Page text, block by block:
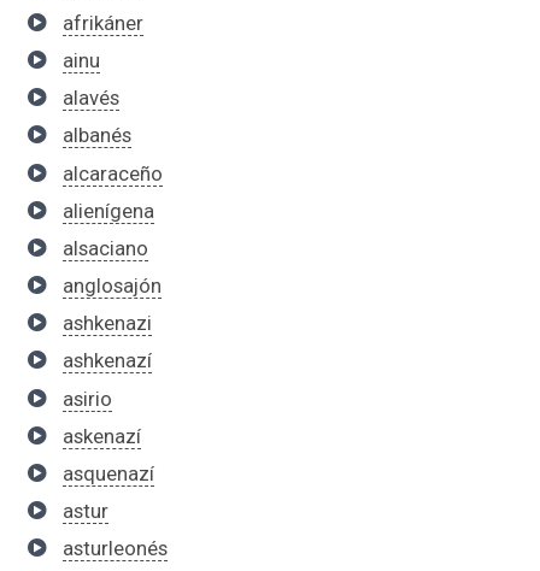
afrikáner
ainu
alavés
albanés
alcaraceño
alienígena
alsaciano
anglosajón
ashkenazi
ashkenazí
asirio
askenazí
asquenazí
astur
asturleonés